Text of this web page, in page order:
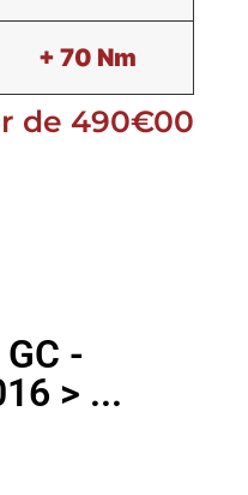
+ 70 Nm
de 490€00
-
> ...